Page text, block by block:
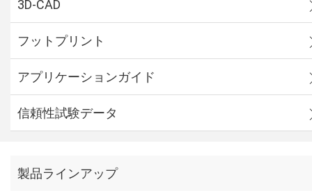
3D-CAD
フットプリント
アプリケーションガイド
信頼性試験データ
製品ラインアップ